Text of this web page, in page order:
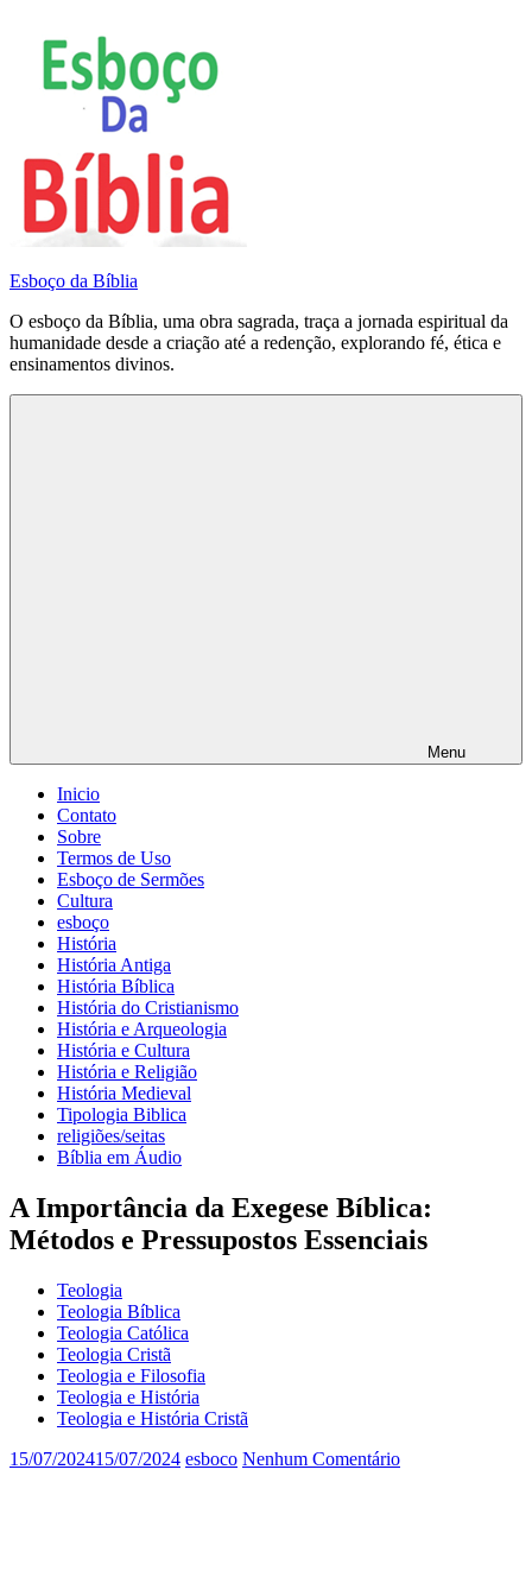
conteúdo
Esboço da Bíblia
O esboço da Bíblia, uma obra sagrada, traça a jornada espiritual da
humanidade desde a criação até a redenção, explorando fé, ética e
ensinamentos divinos.
Menu
Inicio
Contato
Sobre
Termos de Uso
Esboço de Sermões
Cultura
esboço
História
História Antiga
História Bíblica
História do Cristianismo
História e Arqueologia
História e Cultura
História e Religião
História Medieval
Tipologia Biblica
religiões/seitas
Bíblia em Áudio
A Importância da Exegese Bíblica:
Métodos e Pressupostos Essenciais
Teologia
Teologia Bíblica
Teologia Católica
Teologia Cristã
Teologia e Filosofia
Teologia e História
Teologia e História Cristã
15/07/202415/07/2024 esboco Nenhum Comentário